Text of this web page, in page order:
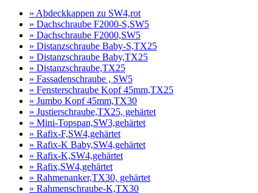
» Abdeckkappen zu SW4,rot
» Dachschraube F2000-S,SW5
» Dachschraube F2000,SW5
» Distanzschraube Baby-S,TX25
» Distanzschraube Baby,TX25
» Distanzschraube,TX25
» Fassadenschraube , SW5
» Fensterschraube Kopf 45mm,TX25
» Jumbo Kopf 45mm,TX30
» Justierschraube,TX25, gehärtet
» Mini-Topspan,SW3,gehärtet
» Rafix-F,SW4,gehärtet
» Rafix-K Baby,SW4,gehärtet
» Rafix-K,SW4,gehärtet
» Rafix,SW4,gehärtet
» Rahmenanker,TX30, gehärtet
» Rahmenschraube-K,TX30